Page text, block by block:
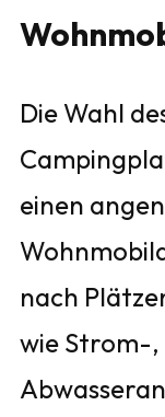
Die Wahl
einen
nach
wie Strom-,